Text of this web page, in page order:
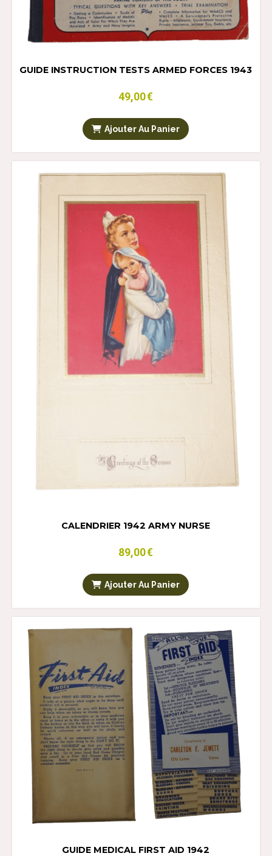
GUIDE INSTRUCTION TESTS ARMED FORCES 1943
49,00€
Ajouter Au Panier
CALENDRIER 1942 ARMY NURSE
89,00€
Ajouter Au Panier
GUIDE MEDICAL FIRST AID 1942